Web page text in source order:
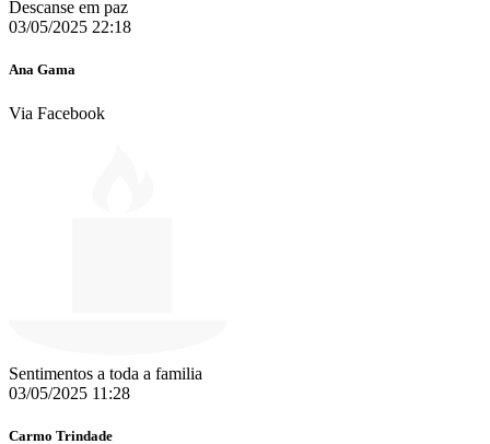
Descanse em paz ️️
03/05/2025 22:18
Ana Gama
Via Facebook
Sentimentos a toda a familia
03/05/2025 11:28
Carmo Trindade